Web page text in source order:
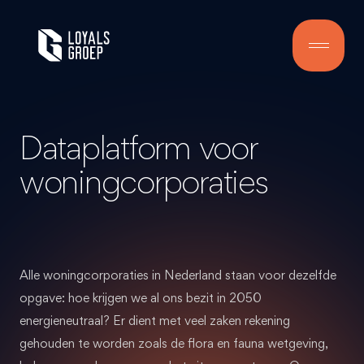
Dataplatform voor
woningcorporaties
Alle woningcorporaties in Nederland staan voor dezelfde
opgave: hoe krijgen we al ons bezit in 2050
energieneutraal? Er dient met veel zaken rekening
gehouden te worden zoals de flora en fauna wetgeving,